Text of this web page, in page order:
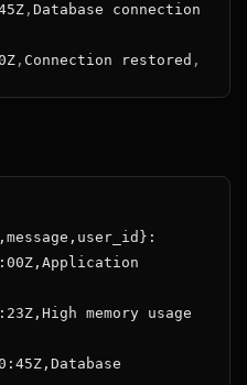
, Database connection
, Connection restored ,
memory usage